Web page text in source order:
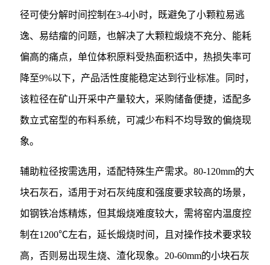
径可使分解时间控制在3-4小时，既避免了小颗粒易逃
逸、易结瘤的问题，也解决了大颗粒煅烧不充分、能耗
偏高的痛点，单位体积原料受热面积适中，热损失率可
降至9%以下，产品活性度能稳定达到行业标准。同时，
该粒径在矿山开采中产量较大，采购储备便捷，适配多
数立式窑型的布料系统，可减少布料不均导致的偏烧现
象。
辅助粒径按需选用，适配特殊生产需求。80-120mm的大
块石灰石，适用于对石灰纯度和强度要求较高的场景，
如钢铁冶炼精炼，但其煅烧难度较大，需将窑内温度控
制在1200℃左右，延长煅烧时间，且对操作技术要求较
高，否则易出现生烧、渣化现象。20-60mm的小块石灰